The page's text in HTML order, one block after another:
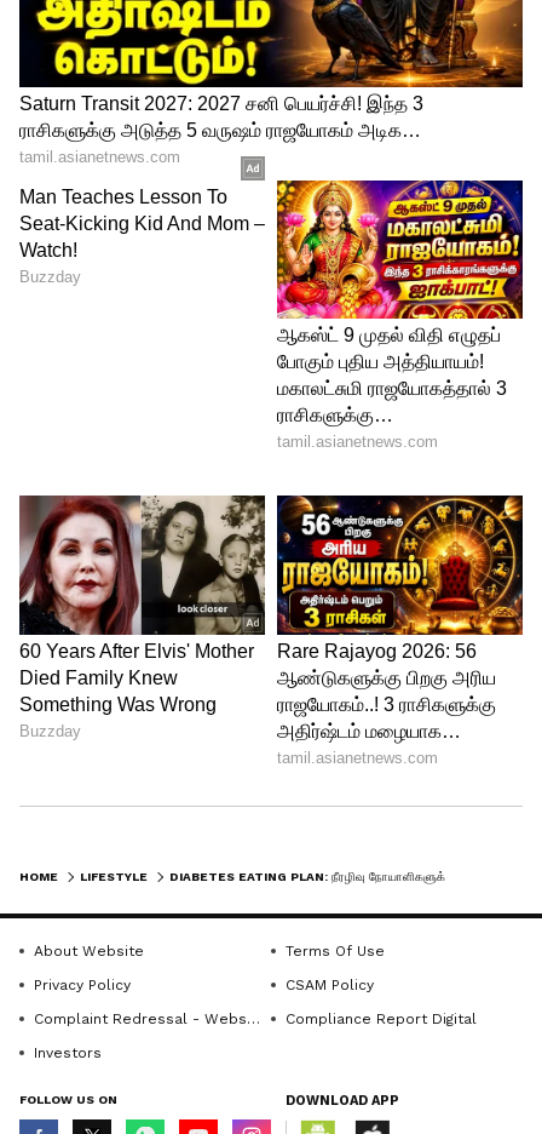
கொண்ட ஸ்டார்ச்சாக மாறிவிடுகிறது.
இதனை சாப்பிடுவதால் உடலில்
குளுக்கோஸின் அளவும் கட்டுக்குள்
இருப்பதாக கூறப்படுகிறது.இது கொஞ்சம்
ஆச்சர்யமானதாக இருக்கும் ஆனாலும் இது
உண்மை என்று நிரூபிக்கப்பட்டுள்ளது.
இதுபற்றி ஊட்டச்சத்து நிபுணர்கள்
கூறுகையில், சமைத்த அரிசியை ஒரு நாள்
முழுவதும் குளிர்விக்கப்படும் போது
நிபுணர்கள் கூறியுள்ளனர்.
பலன்கள்..மிதுனம், கன்னி ராசிக்கு
HOME LIFESTYLE
About Website
Terms Of Use
Privacy Policy
CSAM Policy
Complaint Redressal - Website
Compliance Report Digital
Investors
FOLLOW US ON DOWNLOAD APP